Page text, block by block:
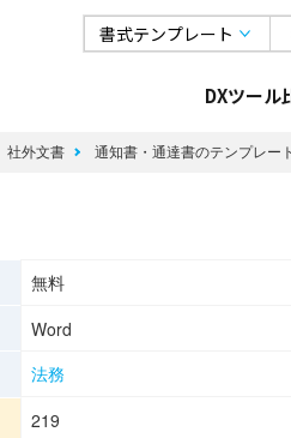
DXツール
社外文書 通知書・通達書のテンプレー
無料
Word
法務
219